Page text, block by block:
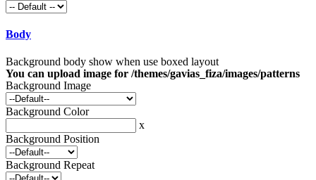
Body
Background body show when use boxed layout
You can upload image for /themes/gavias_fiza/images/patterns
Background Image
Background Color
x
Background Position
Background Repeat